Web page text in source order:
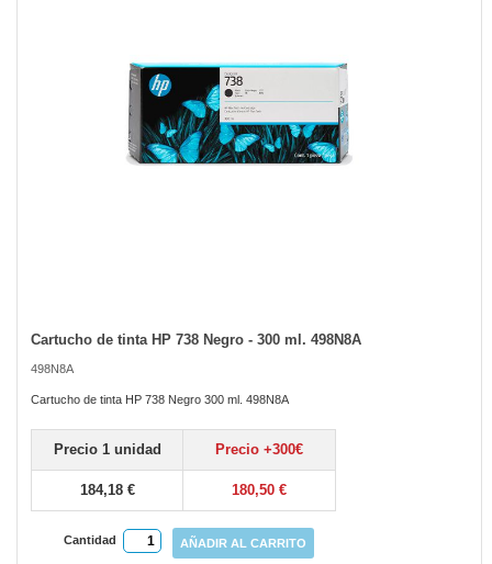
Cartucho de tinta HP 738 Negro - 300 ml. 498N8A
498N8A
Cartucho de tinta HP 738 Negro 300 ml. 498N8A
Precio 1 unidad Precio +300€
184,18 € 180,50 €
Cantidad AÑADIR AL CARRITO
Skip
the
beginning
the
images
gallery